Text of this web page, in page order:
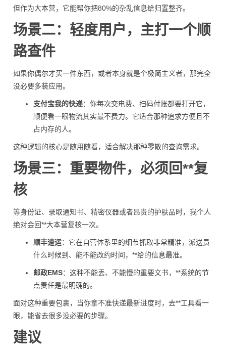
但作为大本营，它能帮你把80%的杂乱信息给归置整齐。
场景二：轻度用户，主打一个顺
路查件
如果你偶尔才买一件东西，或者本身就是个极简主义者，那完全
没必要多装应用。
支付宝我的快递：你每次交电费、扫码付账都要打开它，
顺便看一眼物流其实最不费力。它适合那种追求方便且不
占内存的人。
这种逻辑的核心是随用随看，适合解决那种零散的查询需求。
场景三：重要物件，必须回**复
核
等身份证、录取通知书、精密仪器或者昂贵的护肤品时，我个人
绝对会回**大本营复核一次。
顺丰速运：它在自营体系里的细节抓取非常精准，派送员
什么时候到、能不能改约时间，**给的信息最准。
邮政EMS：这种不能丢、不能慢的重要文书，**系统的节
点责任是最明确的。
面对这种重要包裹，当你拿不准快递最新进度时，去**工具看一
眼，能省去很多没必要的步骤。
建议